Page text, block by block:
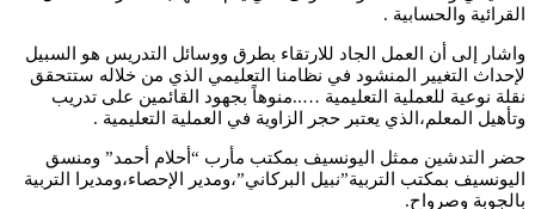
القرائية والحسابية .
واشار إلى أن العمل الجاد للارتقاء بطرق ووسائل التدريس هو السبيل
لإحداث التغيير المنشود في نظامنا التعليمي الذي من خلاله ستتحقق
نقلة نوعية للعملية التعليمية …..منوهاً بجهود القائمين على تدريب
وتأهيل المعلم،الذي يعتبر حجر الزاوية في العملية التعليمية .
حضر التدشين ممثل اليونسيف بمكتب مأرب “أحلام أحمد” ومنسق
اليونسيف بمكتب التربية”نبيل البركاني”،ومدير الإحصاء،ومديرا التربية
بالجوبة وصرواح.